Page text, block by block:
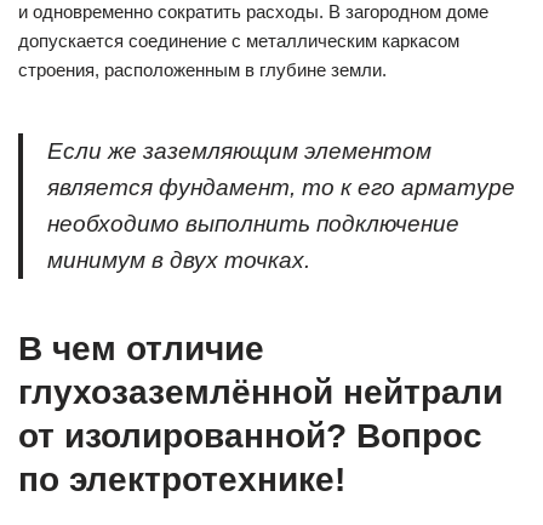
и одновременно сократить расходы. В загородном доме
допускается соединение с металлическим каркасом
строения, расположенным в глубине земли.
Если же заземляющим элементом
является фундамент, то к его арматуре
необходимо выполнить подключение
минимум в двух точках.
В чем отличие
глухозаземлённой нейтрали
от изолированной? Вопрос
по электротехнике!